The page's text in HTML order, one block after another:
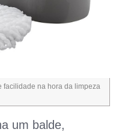
facilidade na hora da limpeza
um balde,